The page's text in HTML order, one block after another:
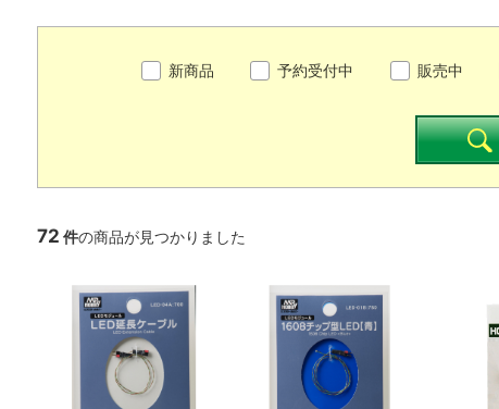
新商品 予約受付中 販売中
72 件の商品が見つかりました